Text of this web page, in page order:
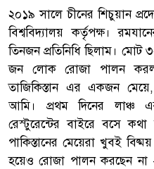
২০১৯ সালে চীনের শিচুয়ান
বিশ্ববিদ্যালয় কর্তৃপক্ষ।
তিনজন প্রতিনিধি ছিলাম। মোট
জন লোক রোজা পালন
তাজিকিস্তান এর একজন
আমি। প্রথম দিনের
রেস্টুরেন্টের বাইরে বসে
পাকিস্তানের মেয়েরা খুবই
হয়েও রোজা পালন করছেন না